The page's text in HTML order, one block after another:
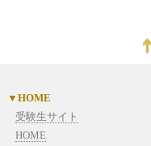
HOME
受験生サイト
HOME